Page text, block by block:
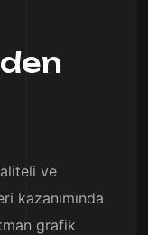
ve
kazanımında
grafik